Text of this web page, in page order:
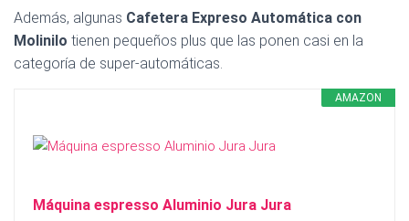
Además, algunas Cafetera Expreso Automática con
Molinilo tienen pequeños plus que las ponen casi en la
categoría de super-automáticas.
AMAZON
Máquina espresso Aluminio Jura Jura